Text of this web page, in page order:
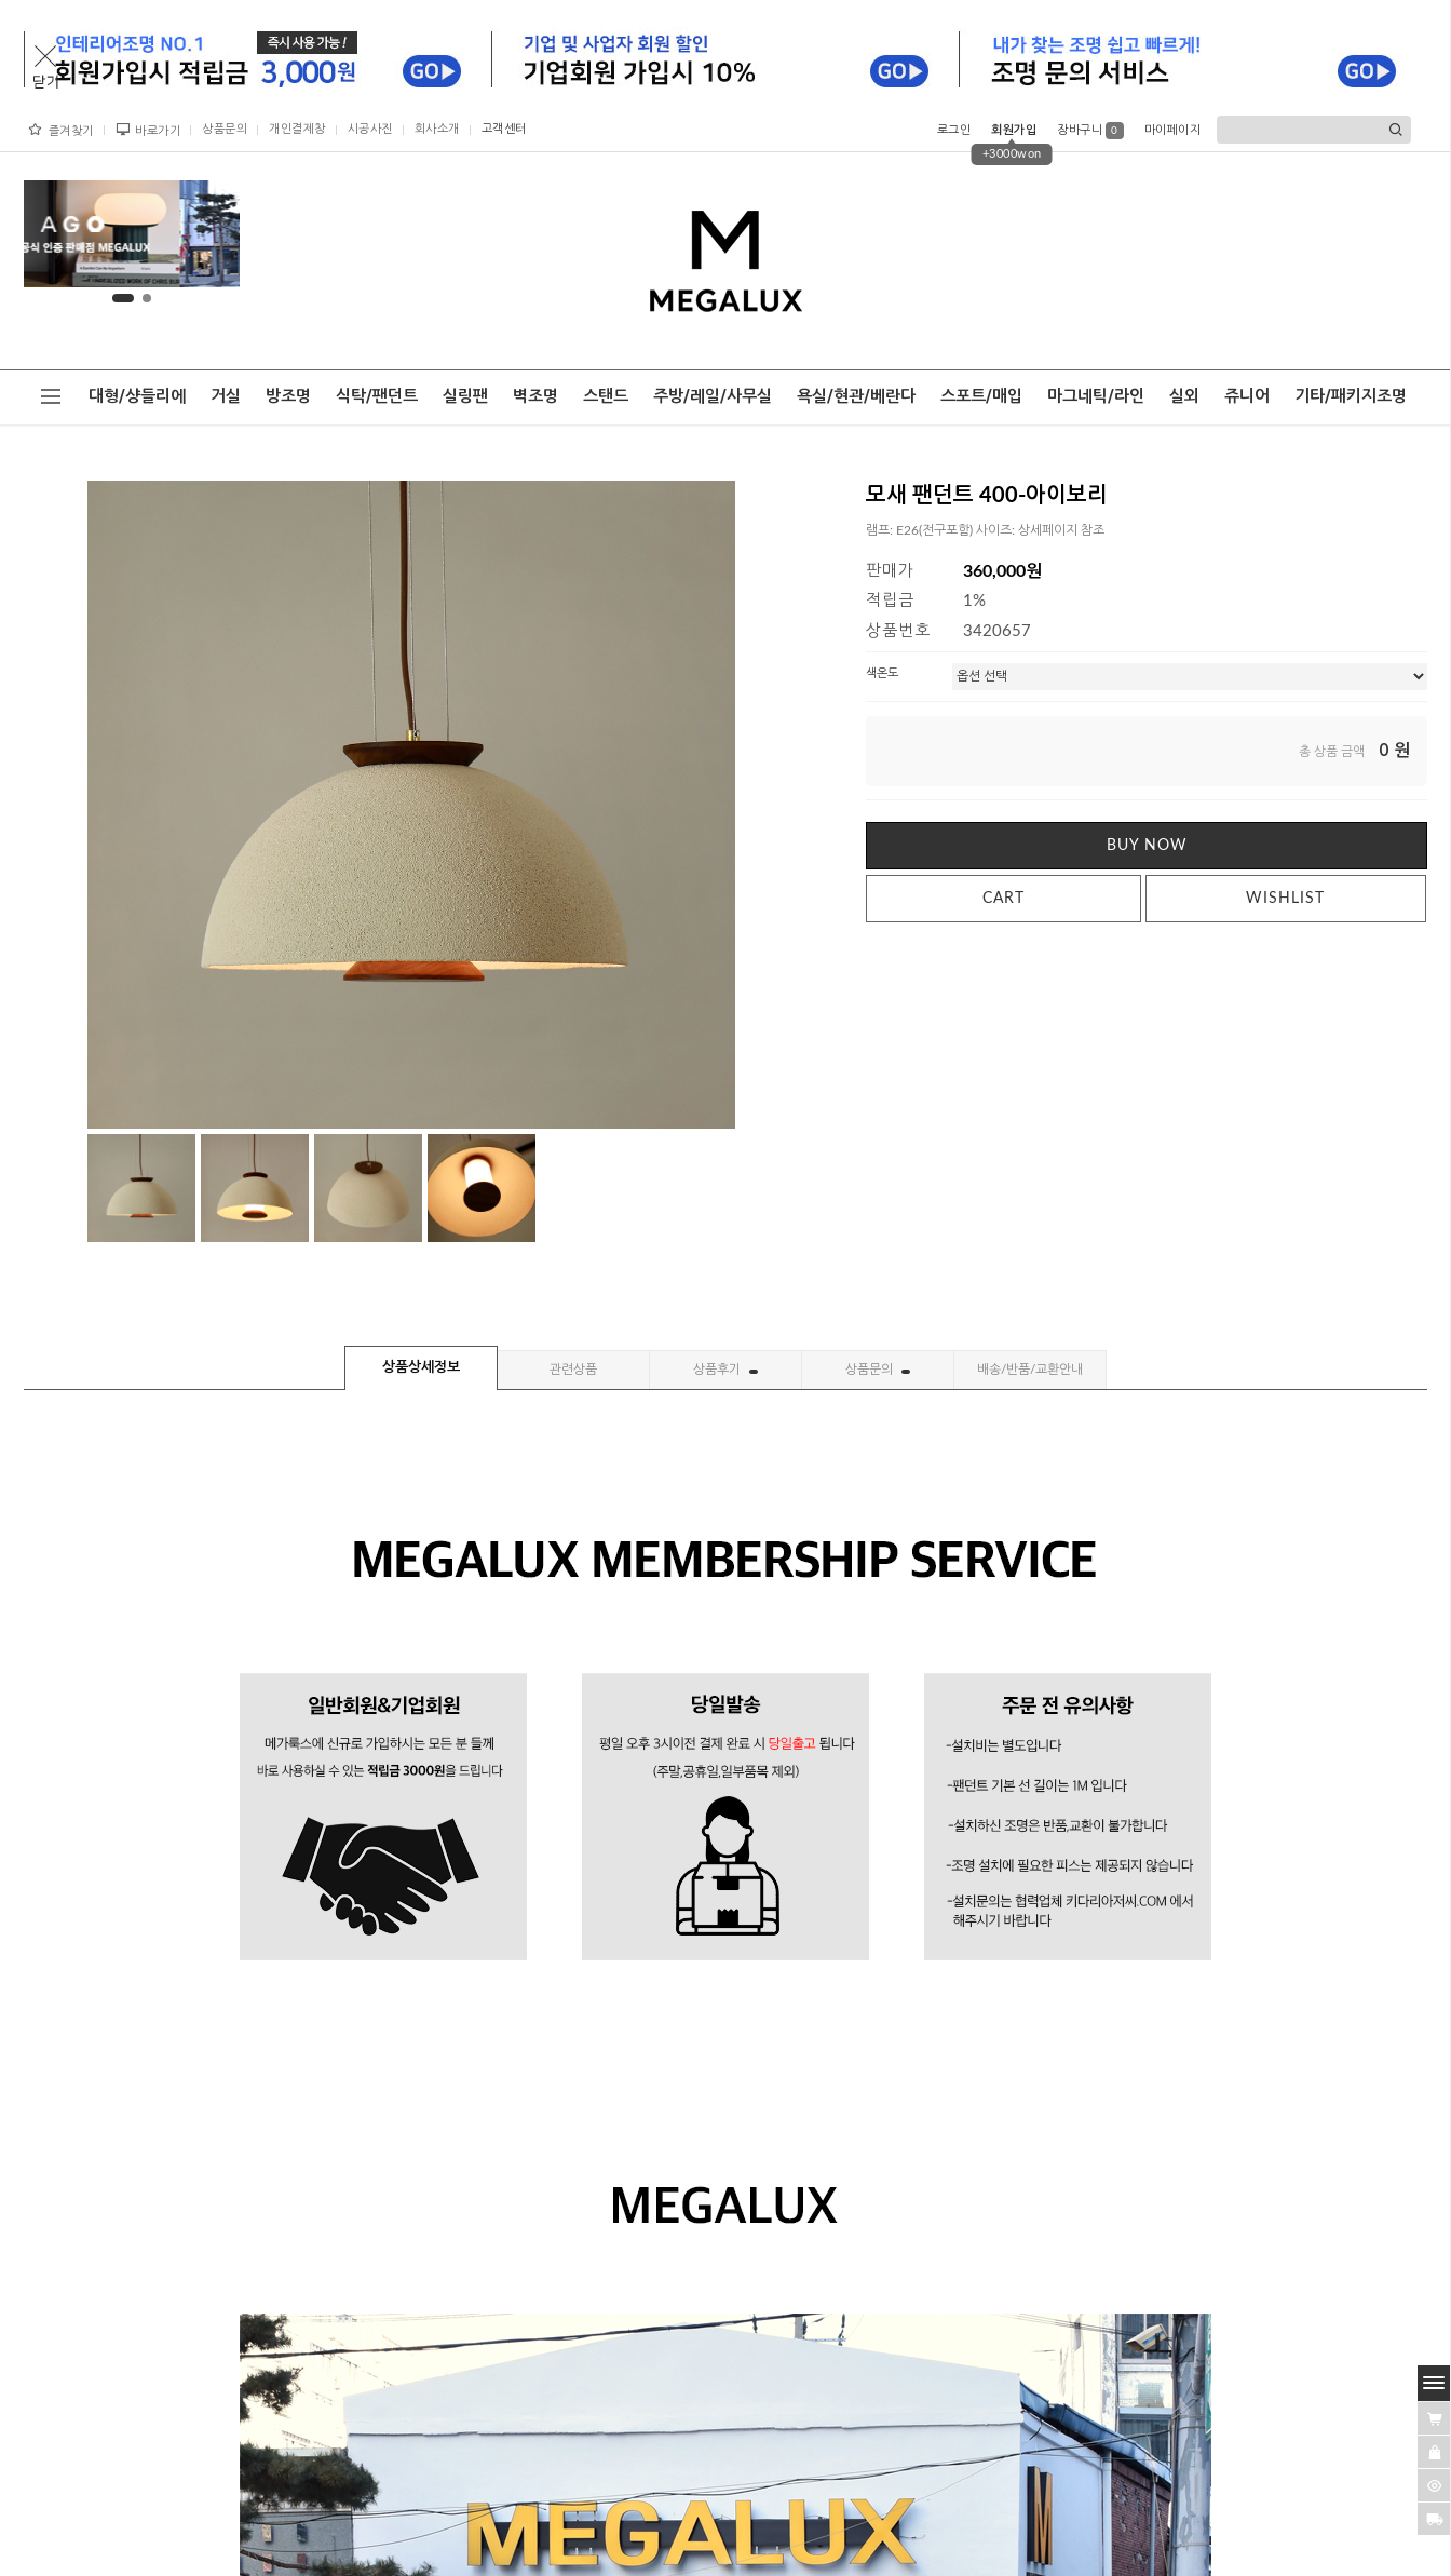
즐겨찾기 바로가기 상품문의 개인결제창 시공사진 회사소개 고객센터 로그인 회원가입
+3000won
장바구니 0 마이페이지
대형/샹들리에 거실 방조명 식탁/팬던트 실링팬 벽조명 스탠드 주방/레일/사무실 욕실/현관/베란다 스포트/매입 마그네틱/라인 실외 쥬니어 기타/패키지조명
모새 팬던트 400-아이보리
램프: E26(전구포함) 사이즈: 상세페이지 참조
판매가 360,000원
적립금
1%
상품번호
3420657
색온도
총 상품 금액 0 원
BUY NOW
CART WISHLIST
상품상세정보 관련상품 상품후기 상품문의 배송/반품/교환안내